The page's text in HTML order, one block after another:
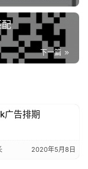
下一篇
广告排期
2020年5月8日